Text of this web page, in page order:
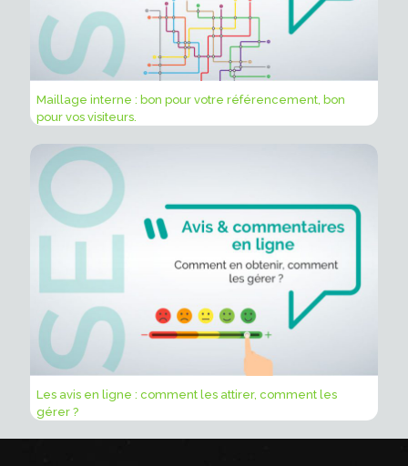
Maillage interne : bon pour votre référencement, bon
pour vos visiteurs.
Les avis en ligne : comment les attirer, comment les
gérer ?